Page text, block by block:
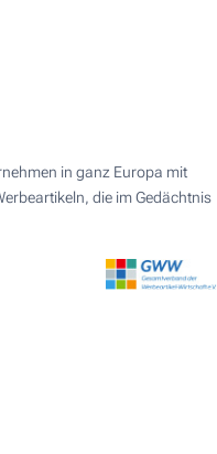
in ganz Europa mit
die im Gedächtnis